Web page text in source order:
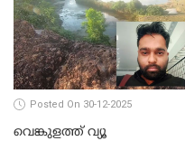
Posted On 30-12-2025
വെങ്കുളത്ത് വ്യൂ